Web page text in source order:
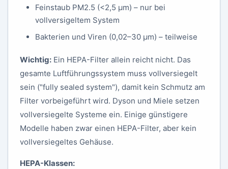
Feinstaub PM2.5 (<2,5 µm) – nur bei
vollversigeltem System
Bakterien und Viren (0,02–30 µm) – teilweise
Wichtig:Ein HEPA-Filter allein reicht nicht. Das
gesamte Luftführungssystem muss vollversiegelt
sein ("fully sealed system"), damit kein Schmutz am
Filter vorbeigeführt wird. Dyson und Miele setzen
vollversiegelte Systeme ein. Einige günstigere
Modelle haben zwar einen HEPA-Filter, aber kein
vollversiegeltes Gehäuse.
HEPA-Klassen: